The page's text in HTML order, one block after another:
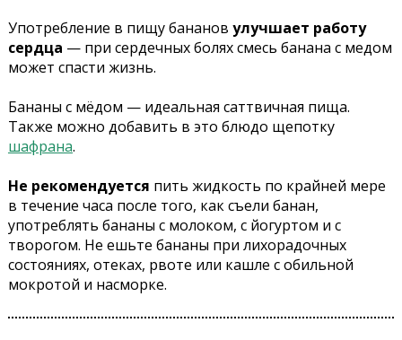
Употребление в пищу бананов улучшает работу
сердца — при сердечных болях смесь банана с медом
может спасти жизнь.
Бананы с мёдом — идеальная саттвичная пища.
Также можно добавить в это блюдо щепотку
шафрана.
Не рекомендуется пить жидкость по крайней мере
в течение часа после того, как съели банан,
употреблять бананы с молоком, с йогуртом и с
творогом. Не ешьте бананы при лихорадочных
состояниях, отеках, рвоте или кашле с обильной
мокротой и насморке.